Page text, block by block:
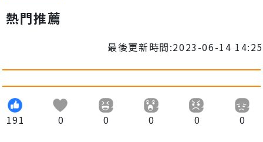
熱門推薦
最後更新時間:2023-06-14 14:25
191 0 0 0 0 0